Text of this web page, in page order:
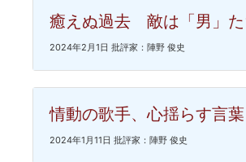
癒えぬ過去 敵は「男」た
2024年2月1日 批評家：陣野 俊史
情動の歌手、心揺らす言葉
2024年1月11日 批評家：陣野 俊史